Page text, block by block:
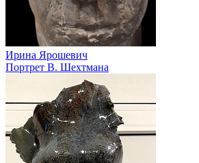
Ирина Ярошевич
Портрет В. Шехтмана